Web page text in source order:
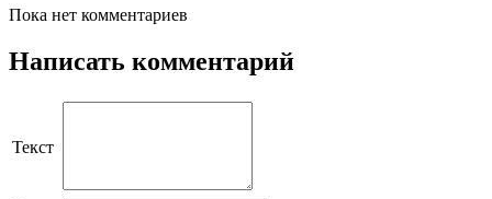
Пока нет комментариев
Написать комментарий
Текст